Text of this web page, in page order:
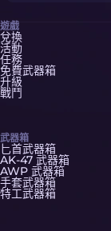
遊戲
兌換
活動
任務
免費武器箱
升級
戰鬥
武器箱
匕首武器箱
AK-47 武器箱
AWP 武器箱
手套武器箱
特工武器箱